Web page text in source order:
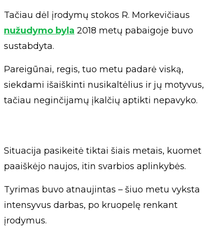
Tačiau dėl įrodymų stokos R. Morkevičiaus
nužudymo byla 2018 metų pabaigoje buvo
sustabdyta.
Pareigūnai, regis, tuo metu padarė viską,
siekdami išaiškinti nusikaltėlius ir jų motyvus,
tačiau neginčijamų įkalčių aptikti nepavyko.
Situacija pasikeitė tiktai šiais metais, kuomet
paaiškėjo naujos, itin svarbios aplinkybės.
Tyrimas buvo atnaujintas – šiuo metu vyksta
intensyvus darbas, po kruopelę renkant
įrodymus.